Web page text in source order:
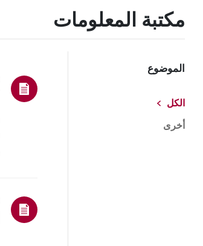
مكتبة المعلومات
الموضوع
الكل
أخرى